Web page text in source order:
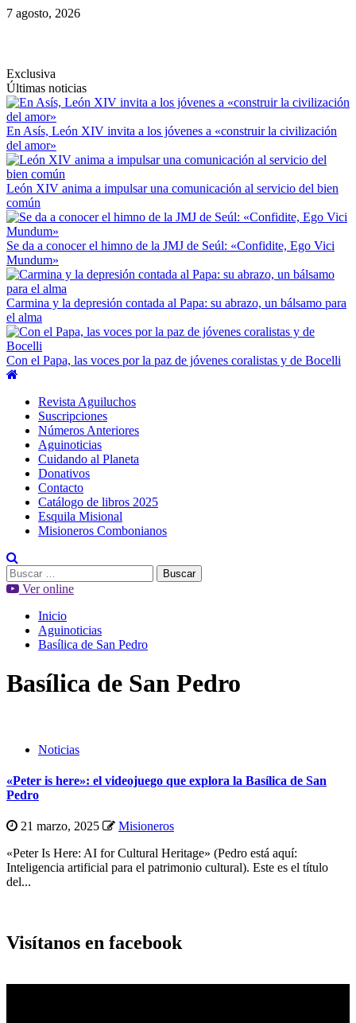
Saltar
7 agosto, 2026
Exclusiva
Últimas noticias
En Asís, León XIV invita a los jóvenes a «construir la civilización
del amor»
León XIV anima a impulsar una comunicación al servicio del bien
común
Se da a conocer el himno de la JMJ de Seúl: «Confidite, Ego Vici
Mundum»
Carmina y la depresión contada al Papa: su abrazo, un bálsamo para
el alma
Con el Papa, las voces por la paz de jóvenes coralistas y de Bocelli
Revista Aguiluchos
Suscripciones
Números Anteriores
Aguinoticias
Cuidando al Planeta
Donativos
Contacto
Catálogo de libros 2025
Esquila Misional
Misioneros Combonianos
Buscar:
Ver online
Inicio
Aguinoticias
Basílica de San Pedro
Basílica de San Pedro
Noticias
«Peter is here»: el videojuego que explora la Basílica de San
Pedro
21 marzo, 2025
Misioneros
«Peter Is Here: AI for Cultural Heritage» (Pedro está aquí:
Inteligencia artificial para el patrimonio cultural). Este es el título
del...
Visítanos en facebook